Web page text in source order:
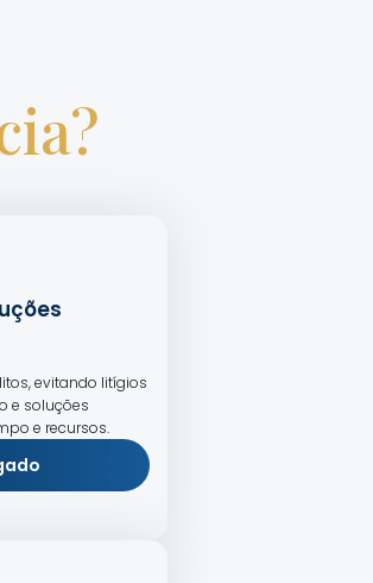
evitando litígios
e soluções
e recursos.